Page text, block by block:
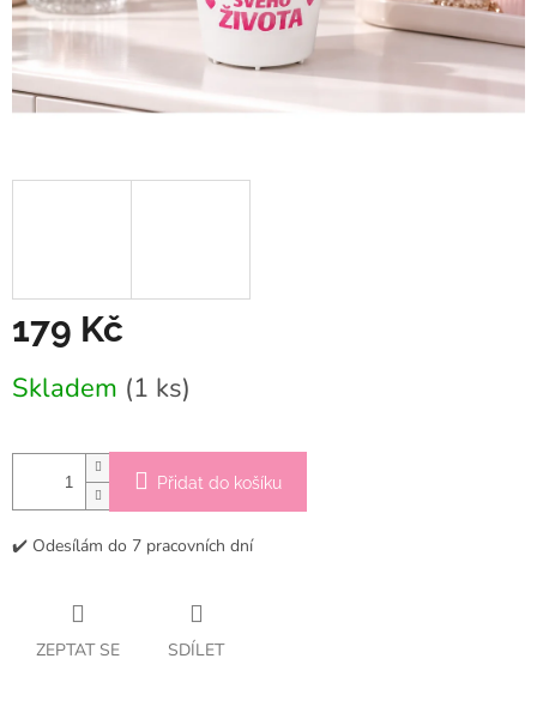
179 Kč
cena:
Skladem (1 ks)
Přidat do košíku
✔️ Odesílám do 7 pracovních dní
ZEPTAT SE SDÍLET